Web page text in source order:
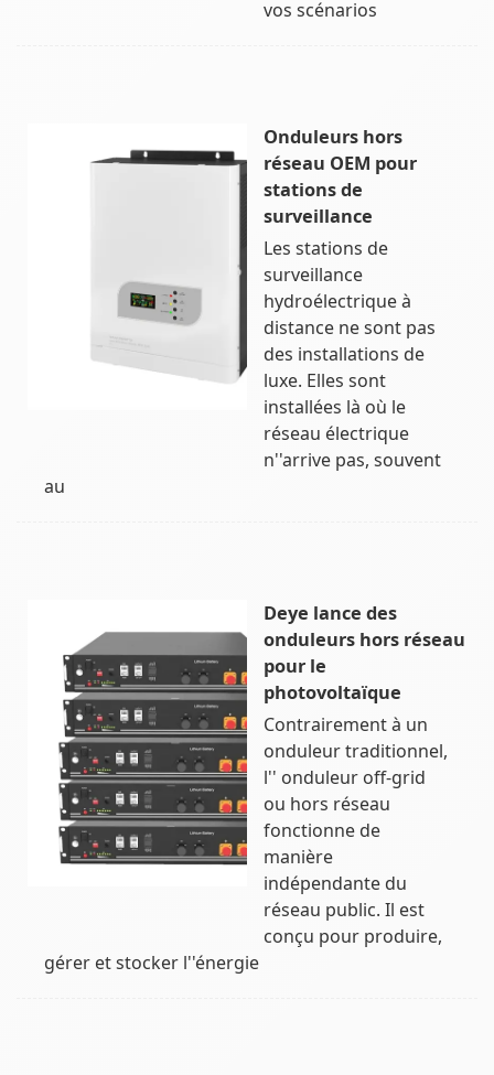
vos scénarios
Onduleurs hors
réseau OEM pour
stations de
surveillance
Les stations de
surveillance
hydroélectrique à
distance ne sont pas
des installations de
luxe. Elles sont
installées là où le
réseau électrique
n''arrive pas, souvent
au
Deye lance des
onduleurs hors réseau
pour le
photovoltaïque
Contrairement à un
onduleur traditionnel,
l'' onduleur off-grid
ou hors réseau
fonctionne de
manière
indépendante du
réseau public. Il est
conçu pour produire,
gérer et stocker l''énergie